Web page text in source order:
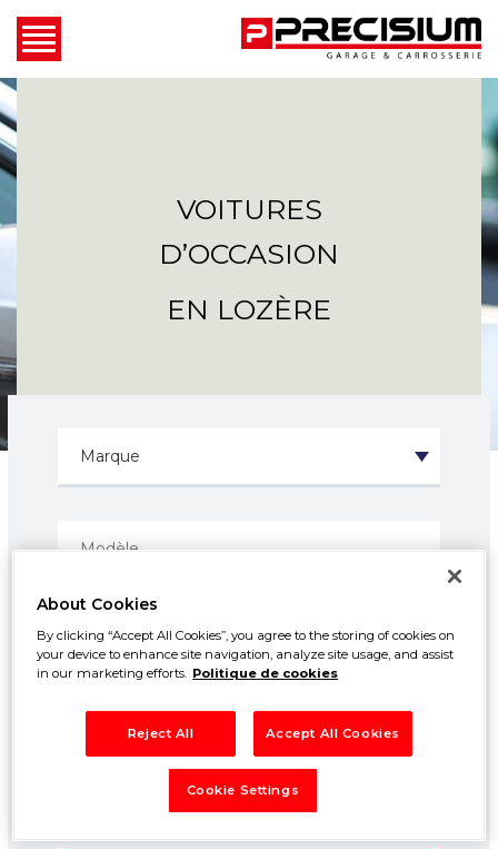
VOITURES
D’OCCASION
EN LOZÈRE
Prix entre:
About Cookies
By clicking “Accept All Cookies”, you agree to the storing of cookies on
your device to enhance site navigation, analyze site usage, and assist
in our marketing efforts. Politique de cookies
Reject All Accept All Cookies
Cookie Settings